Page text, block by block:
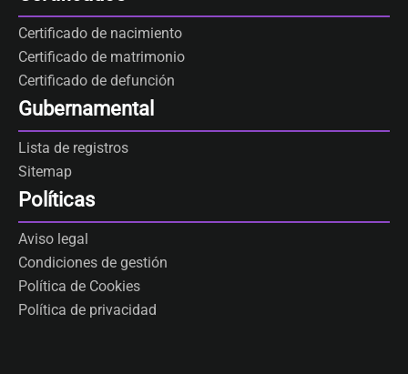
Certificado de nacimiento
Certificado de matrimonio
Certificado de defunción
Gubernamental
Lista de registros
Sitemap
Políticas
Aviso legal
Condiciones de gestión
Política de Cookies
Política de privacidad